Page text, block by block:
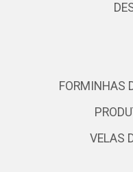
FORMINHAS
VELAS